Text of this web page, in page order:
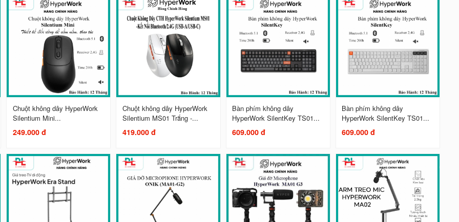
Chuột không dây HyperWork
Silentium Mini...
249.000 đ
Chuột không dây HyperWork
Silentium MS01 Trắng -...
419.000 đ
Bàn phím không dây
HyperWork SilentKey TS01...
609.000 đ
Bàn phím không dây
HyperWork SilentKey TS01...
609.000 đ